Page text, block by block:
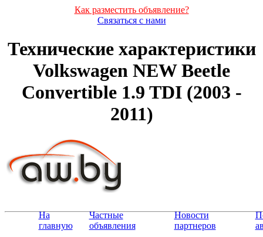
Как разместить объявление?
Связаться с нами
Технические характеристики
Volkswagen NEW Beetle
Convertible 1.9 TDI (2003 -
2011)
На
главную
Частные
объявления
Новости
партнеров